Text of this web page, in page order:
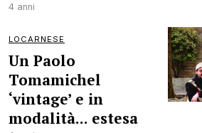
4 anni
LOCARNESE
Un Paolo
Tomamichel
‘vintage’ e in
modalità... estesa